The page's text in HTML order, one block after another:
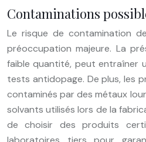
Contaminations
Le risque de contamination
préoccupation majeure. La
faible quantité, peut entraîner
tests antidopage. De plus, les
contaminés par des métaux
solvants utilisés lors de la
de choisir des produits